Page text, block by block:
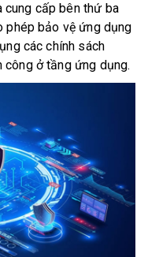
cung cấp bên thứ ba
phép bảo vệ ứng dụng
các chính sách
ở tầng ứng dụng.